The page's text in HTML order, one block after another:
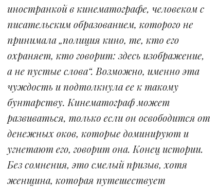
иностранкой в кинематографе, человеком с
писательским образованием, которого не
принимала „полиция кино, те, кто его
охраняет, кто говорит: здесь изображение,
а не пустые слова“. Возможно, именно эта
чуждость и подтолкнула ее к такому
бунтарству. Кинематограф может
развиваться, только если он освободится от
денежных оков, которые доминируют и
угнетают его, говорит она. Конец истории.
Без сомнения, это смелый призыв, хотя
женщина, которая путешествует